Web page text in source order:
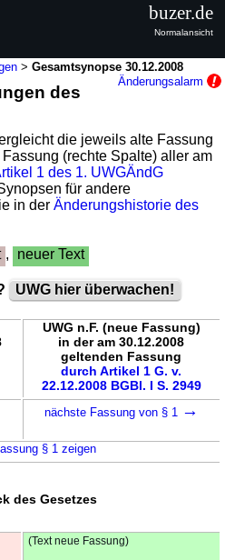
>Gesamtsynopse 30.12.2008
Änderungsalarm
des
die jeweils alte Fassung
(rechte Spalte) aller am
1 des 1. UWGÄndG
für andere
in derÄnderungshistorie des
, neuer Text
UWG hier überwachen!
UWG n.F. (neue Fassung)
in der am 30.12.2008
geltenden Fassung
durch Artikel 1 G. v.
22.12.2008 BGBl. I S. 2949
nächste Fassung von § 1 →
§ 1 zeigen
des Gesetzes
(Text neue Fassung)
buzer.de
Normalansicht